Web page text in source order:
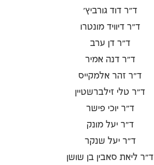
ד"ר דוד גורביץ'
ד"ר דיוויד מונטרו
ד"ר דן ערב
ד"ר דנה אמיר
ד"ר זהר אלמקייס
ד"ר טלי זילברשטיין
ד"ר יוכי פישר
ד"ר יעל מונק
ד"ר יעל שנקר
ד"ר ליאת סאבין בן שושן